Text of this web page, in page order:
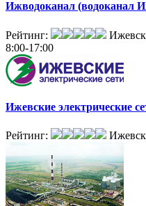
Ижводоканал (водоканал
Рейтинг:
8:00-17:00
Ижевские электрические
Рейтинг: